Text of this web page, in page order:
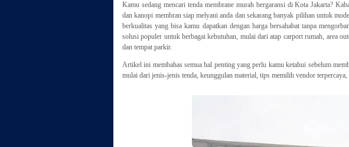
Kamu sedang mencari tenda membrane murah bergaransi di Kota Jakarta?
dan kanopi membran siap melyani anda dan sekarang banyak pilihan untuk
berkualitas yang bisa kamu dapatkan dengan harga bersahabat tanpa
solusi populer untuk berbagai kebutuhan, mulai dari atap carport rumah, area
dan tempat parkir.
Artikel ini membahas semua hal penting yang perlu kamu ketahui sebelum
mulai dari jenis-jenis tenda, keunggulan material, tips memilih vendor